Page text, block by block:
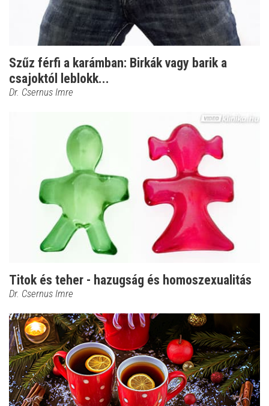
Szűz férfi a karámban: Birkák vagy barik a
csajoktól leblokk...
Dr. Csernus Imre
Titok és teher - hazugság és homoszexualitás
Dr. Csernus Imre